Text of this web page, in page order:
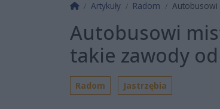
Strona główna
Artykuły Radom Autobusowi
Autobusowi
takie zawody
Radom Jastrzębia